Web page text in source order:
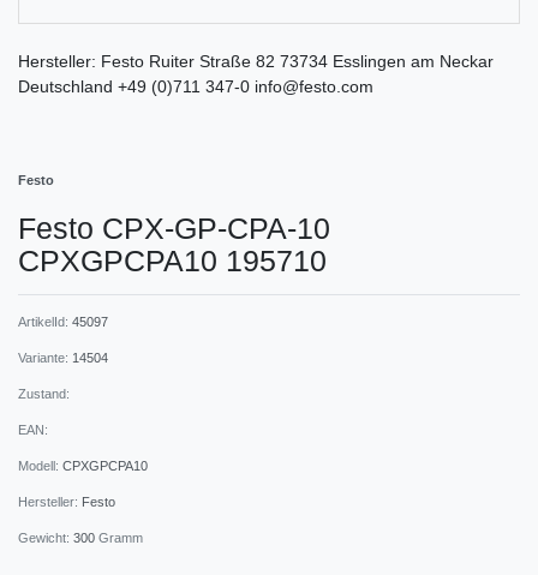
Hersteller: Festo Ruiter Straße 82 73734 Esslingen am Neckar
Deutschland +49 (0)711 347-0 info@festo.com
Festo
Festo CPX-GP-CPA-10
CPXGPCPA10 195710
ArtikelId: 45097
Variante: 14504
Zustand:
EAN:
Modell: CPXGPCPA10
Hersteller: Festo
Gewicht: 300 Gramm